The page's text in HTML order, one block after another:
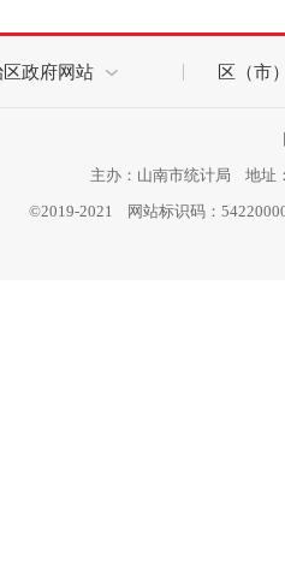
区政府网站 区（市
主办：山南市统计局 地址
©2019-2021 网站标识码：